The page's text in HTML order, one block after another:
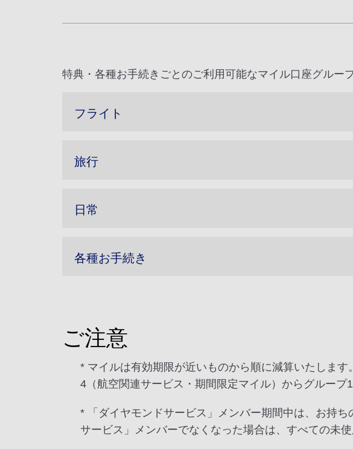
特典・各種お手続きごとのご利用可能なマイル口座グルー
フライト
旅行
日常
各種お手続き
ご注意
* マイルは有効期限が近いものから順に減算いたしま
4（航空関連サービス・期間限定マイル）からグループ
* 「ダイヤモンドサービス」メンバー期間中は、お持
サービス」メンバーでなくなった場合は、すべての未